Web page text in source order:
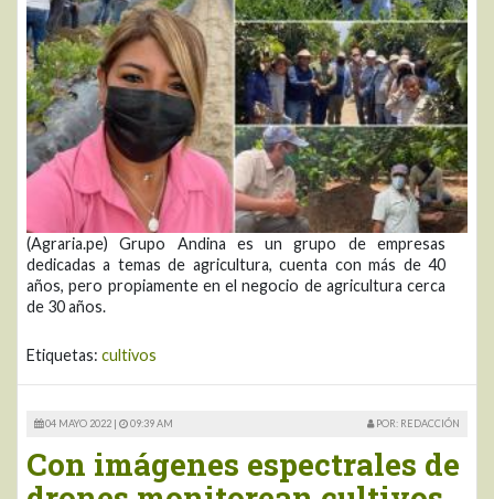
(Agraria.pe) Grupo Andina es un grupo de empresas
dedicadas a temas de agricultura, cuenta con más de 40
años, pero propiamente en el negocio de agricultura cerca
de 30 años.
Etiquetas: cultivos
04 MAYO 2022 | 09:39 AM POR: REDACCIÓN
Con imágenes espectrales de